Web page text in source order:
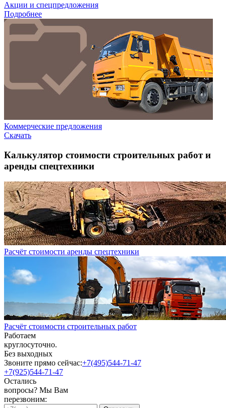
Акции и спецпредложения
Подробнее
Коммерческие предложения
Скачать
Калькулятор стоимости строительных работ и
аренды спецтехники
Расчёт стоимости аренды спецтехники
Расчёт стоимости строительных работ
Работаем
круглосуточно.
Без выходных
Звоните прямо сейчас:+7(495)544-71-47
+7(925)544-71-47
Остались
вопросы? Мы Вам
перезвоним: